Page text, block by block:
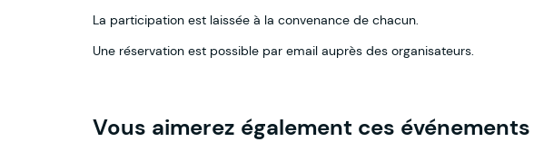
La participation est laissée à la convenance de chacun.
Une réservation est possible par email auprès des organisateurs.
Vous aimerez également ces événements